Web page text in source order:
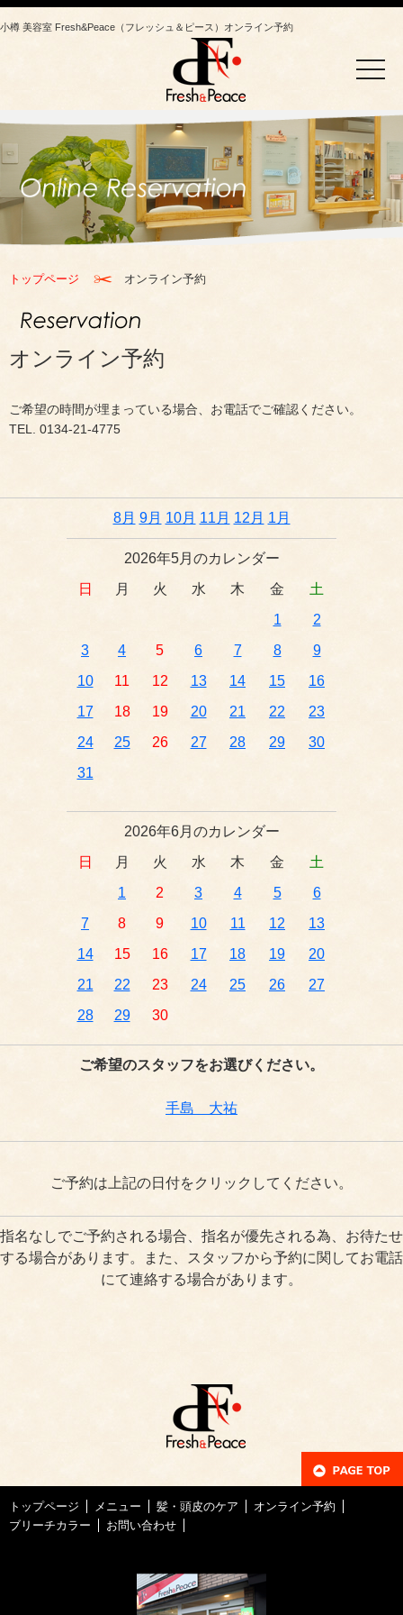
toggle
小樽 美容室 Fresh&Peace（フレッシュ＆ピース）オンライン予約
トップページ オンライン予約
オンライン予約
ご希望の時間が埋まっている場合、お電話でご確認ください。
TEL. 0134-21-4775
8月 9月 10月 11月 12月 1月
2026年5月のカレンダー
日
月 火 水 木 金
土
1
2
3
4 5 6 7 8
9
10
11 12 13 14 15
16
17
18 19 20 21 22
23
24
25 26 27 28 29
30
31
2026年6月のカレンダー
日
月 火 水 木 金
土
1
2 3 4 5
6
7
8 9 10 11 12
13
14
15 16 17 18 19
20
21
22 23 24 25 26
27
28
29 30
ご希望のスタッフをお選びください。
手島 大祐
ご予約は上記の日付をクリックしてください。
指名なしでご予約される場合、指名が優先される為、お待たせ
する場合があります。また、スタッフから予約に関してお電話
にて連絡する場合があります。
トップページ メニュー 髪・頭皮のケア
オンライン予約
ブリーチカラー
お問い合わせ